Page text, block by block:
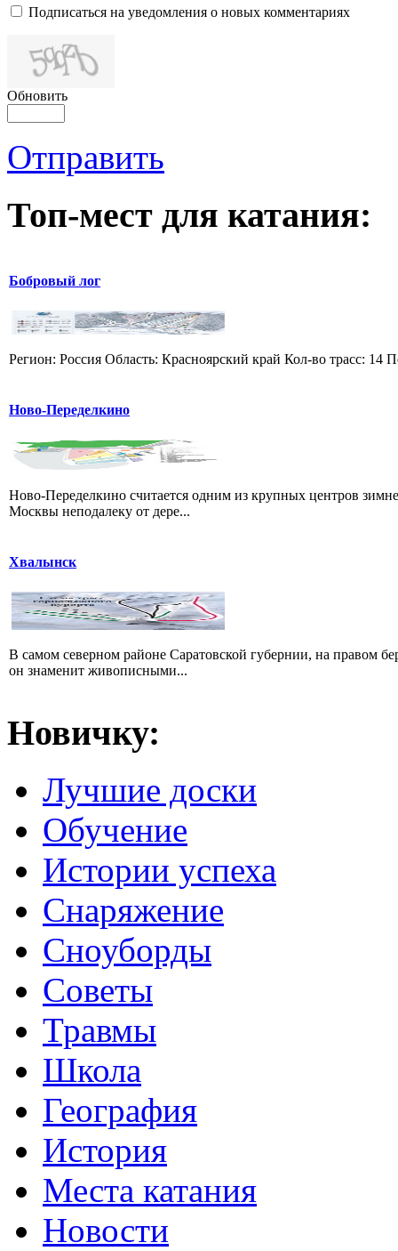
Подписаться на уведомления о новых комментариях
Обновить
Отправить
Топ-мест для катания:
Бобровый лог
Регион: Россия Область: Красноярский край Кол-во трасс:
Ново-Переделкино
Ново-Переделкино считается одним из крупных центров
Москвы неподалеку от дере...
Хвалынск
В самом северном районе Саратовской губернии, на правом
он знаменит живописными...
Новичку:
Лучшие доски
Обучение
Истории успеха
Снаряжение
Сноуборды
Советы
Травмы
Школа
География
История
Места катания
Новости